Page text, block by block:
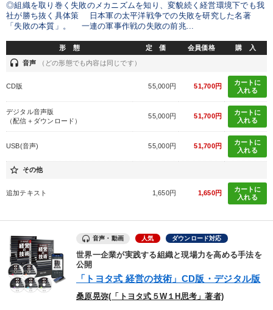
◎組織を取り巻く失敗のメカニズムを知り、変貌続く経営環境下でも我
社が勝ち抜く具体策 日本軍の太平洋戦争での失敗を研究した名著
「失敗の本質」。 一連の軍事作戦の失敗の前兆...
形 態 定 価 会員価格 購 入
headset 音声 （どの形態でも内容は同じです）
CD版 55,000円 51,700円
カートに
入れる
デジタル音声版
（配信＋ダウンロード）
55,000円 51,700円
カートに
入れる
USB(音声) 55,000円 51,700円
カートに
入れる
star_border その他
追加テキスト 1,650円 1,650円
カートに
入れる
音声・動画 人気 ダウンロード対応
世界一企業が実践する組織と現場力を高める手法を
公開
「トヨタ式 経営の技術」CD版・デジタル版
桑原晃弥(「トヨタ式５W１H思考」著者)